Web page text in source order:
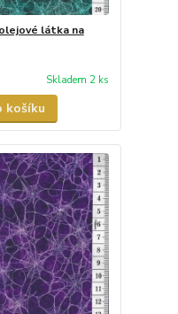
látka na
Skladem 2 ks
košíku